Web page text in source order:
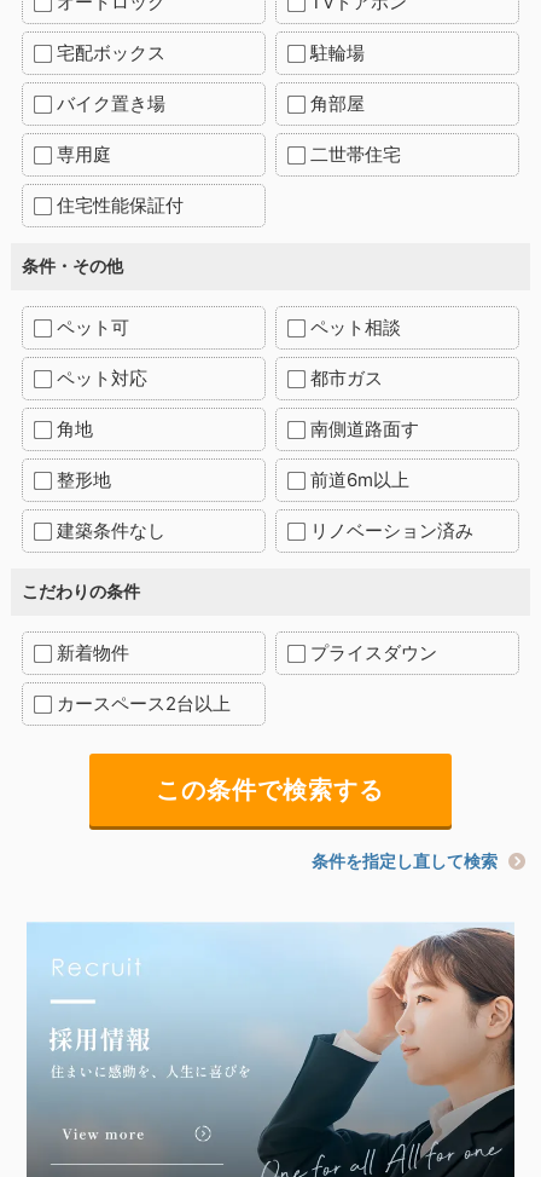
宅配ボックス 駐輪場
バイク置き場 角部屋
専用庭 二世帯住宅
住宅性能保証付
条件・その他
ペット可 ペット相談
ペット対応 都市ガス
角地 南側道路面す
整形地 前道6m以上
建築条件なし リノベーション済み
こだわりの条件
新着物件 プライスダウン
カースペース2台以上
条件を指定し直して検索